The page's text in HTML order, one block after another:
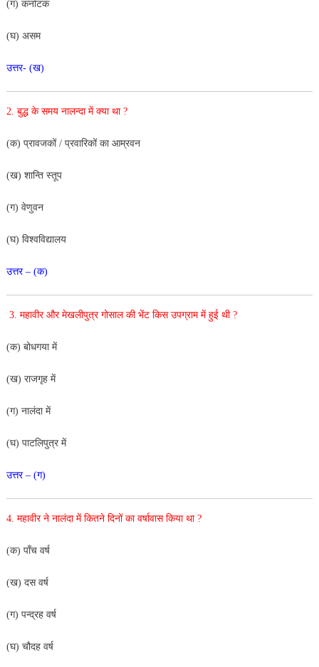
(ग) कर्नाटक
(घ) असम
उत्तर- (ख)
2. बुद्ध के समय नालन्दा में क्या था ?
(क) प्रावजकों / प्रवारिकों का आम्रवन
(ख) शान्ति स्तूप
(ग) वेणुवन
(घ) विश्वविद्यालय
उत्तर – (क)
3. महावीर और मेखलीपुत्र गोसाल की भेंट किस उपग्राम में हुई थी ?
(क) बोधगया में
(ख) राजगृह में
(ग) नालंदा में
(घ) पाटलिपुत्र में
उत्तर – (ग)
4. महावीर ने नालंदा में कितने दिनों का वर्षावास किया था ?
(क) पाँच वर्ष
(ख) दस वर्ष
(ग) पन्द्रह वर्ष
(घ) चौदह वर्ष